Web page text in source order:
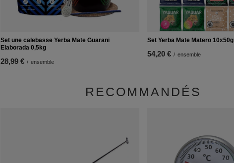
Set une calebasse Yerba Mate Guarani
Elaborada 0,5kg
28,99 € / ensemble
Set Yerba Mate Matero 10x50g
54,20 € / ensemble
RECOMMANDÉS